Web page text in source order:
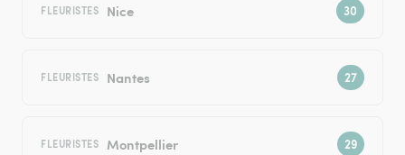
FLEURISTES Nice
FLEURISTES Nantes
FLEURISTES Montpellier